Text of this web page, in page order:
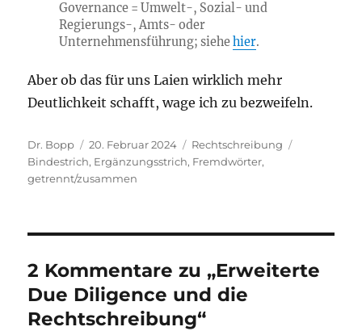
Governance = Umwelt-, Sozial- und
Regierungs-, Amts- oder
Unternehmensführung; siehehier.
Aber ob das für uns Laien wirklich mehr
Deutlichkeit schafft, wage ich zu bezweifeln.
Autor
Dr. Bopp
Veröffentlicht
am
20. Februar 2024 Kategorien
Rechtschreibung
Bindestrich, Ergänzungsstrich, Fremdwörter,
getrennt/zusammen
2 Kommentare zu „Erweiterte
Due Diligence und die
Rechtschreibung“